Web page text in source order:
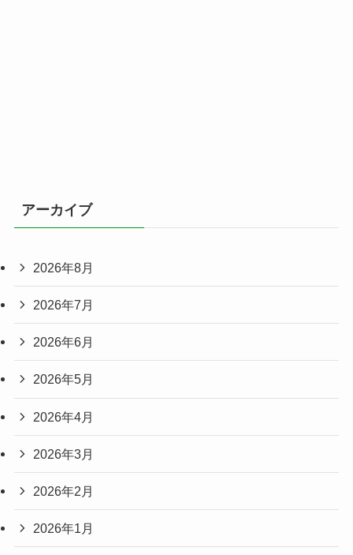
アーカイブ
2026年8月
2026年7月
2026年6月
2026年5月
2026年4月
2026年3月
2026年2月
2026年1月